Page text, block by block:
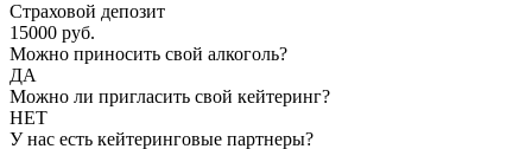
Страховой депозит
15000 руб.
Можно приносить свой алкоголь?
ДА
Можно ли пригласить свой кейтеринг?
НЕТ
У нас есть кейтеринговые партнеры?